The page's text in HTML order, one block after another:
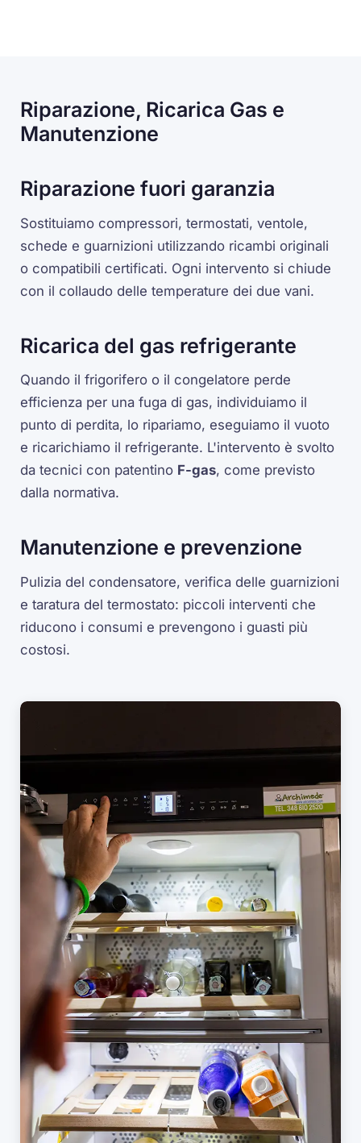
Riparazione, Ricarica Gas e
Manutenzione
Riparazione fuori garanzia
Sostituiamo compressori, termostati, ventole,
schede e guarnizioni utilizzando ricambi originali
o compatibili certificati. Ogni intervento si chiude
con il collaudo delle temperature dei due vani.
Ricarica del gas refrigerante
Quando il frigorifero o il congelatore perde
efficienza per una fuga di gas, individuiamo il
punto di perdita, lo ripariamo, eseguiamo il vuoto
e ricarichiamo il refrigerante. L'intervento è svolto
da tecnici con patentino F-gas, come previsto
dalla normativa.
Manutenzione e prevenzione
Pulizia del condensatore, verifica delle guarnizioni
e taratura del termostato: piccoli interventi che
riducono i consumi e prevengono i guasti più
costosi.